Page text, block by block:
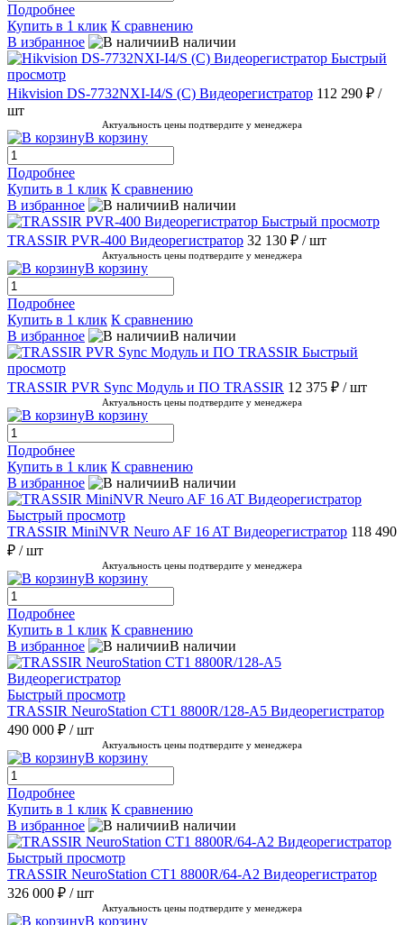
Подробнее
Купить в 1 клик К сравнению
В избранное
В наличии
Быстрый
просмотр
Hikvision DS-7732NXI-I4/S (C) Видеорегистратор 112 290 ₽ /
шт
Актуальность цены подтвердите у менеджера
В корзину
Подробнее
Купить в 1 клик К сравнению
В избранное
В наличии
Быстрый просмотр
TRASSIR PVR-400 Видеорегистратор 32 130 ₽ / шт
Актуальность цены подтвердите у менеджера
В корзину
Подробнее
Купить в 1 клик К сравнению
В избранное
В наличии
Быстрый
просмотр
TRASSIR PVR Sync Модуль и ПО TRASSIR 12 375 ₽ / шт
Актуальность цены подтвердите у менеджера
В корзину
Подробнее
Купить в 1 клик К сравнению
В избранное
В наличии
Быстрый просмотр
TRASSIR MiniNVR Neuro AF 16 AT Видеорегистратор 118 490
₽ / шт
Актуальность цены подтвердите у менеджера
В корзину
Подробнее
Купить в 1 клик К сравнению
В избранное
В наличии
Быстрый просмотр
TRASSIR NeuroStation CT1 8800R/128-A5 Видеорегистратор
490 000 ₽ / шт
Актуальность цены подтвердите у менеджера
В корзину
Подробнее
Купить в 1 клик К сравнению
В избранное
В наличии
Быстрый просмотр
TRASSIR NeuroStation CT1 8800R/64-A2 Видеорегистратор
326 000 ₽ / шт
Актуальность цены подтвердите у менеджера
В корзину